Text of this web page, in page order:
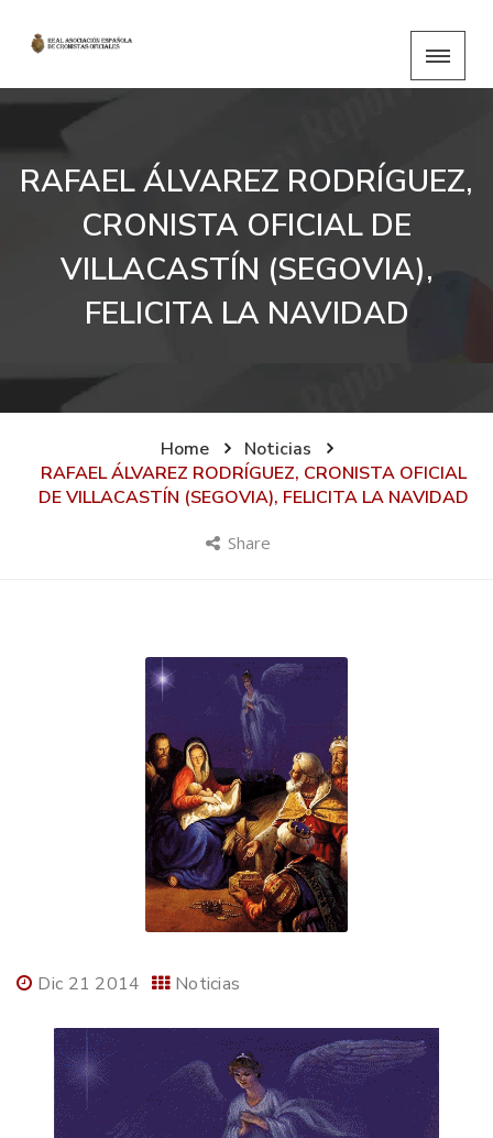
RAFAEL ÁLVAREZ RODRÍGUEZ,
CRONISTA OFICIAL DE
VILLACASTÍN (SEGOVIA),
FELICITA LA NAVIDAD
Home
Noticias
RAFAEL ÁLVAREZ RODRÍGUEZ, CRONISTA OFICIAL
DE VILLACASTÍN (SEGOVIA), FELICITA LA NAVIDAD
Share
Dic 21 2014 Noticias